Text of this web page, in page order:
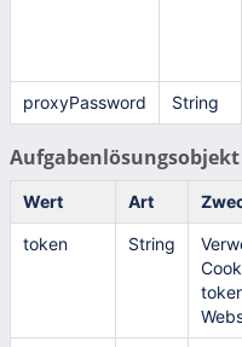
proxyPassword String
Aufgabenlösungsobjekt
Wert Art
token String